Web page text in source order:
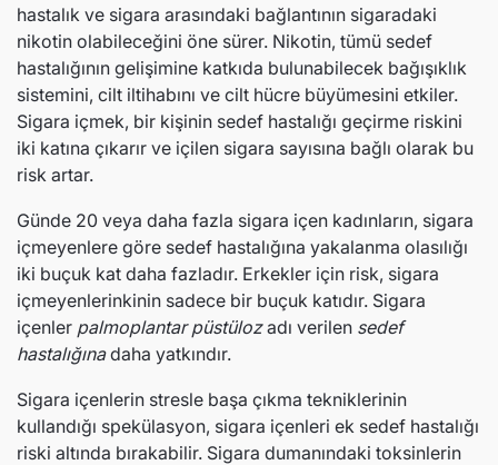
hastalık ve sigara arasındaki bağlantının sigaradaki
nikotin olabileceğini öne sürer. Nikotin, tümü sedef
hastalığının gelişimine katkıda bulunabilecek bağışıklık
sistemini, cilt iltihabını ve cilt hücre büyümesini etkiler.
Sigara içmek, bir kişinin sedef hastalığı geçirme riskini
iki katına çıkarır ve içilen sigara sayısına bağlı olarak bu
risk artar.
Günde 20 veya daha fazla sigara içen kadınların, sigara
içmeyenlere göre sedef hastalığına yakalanma olasılığı
iki buçuk kat daha fazladır. Erkekler için risk, sigara
içmeyenlerinkinin sadece bir buçuk katıdır. Sigara
içenler palmoplantar püstülozadı verilen sedef
hastalığınadaha yatkındır.
Sigara içenlerin stresle başa çıkma tekniklerinin
kullandığı spekülasyon, sigara içenleri ek sedef hastalığı
riski altında bırakabilir. Sigara dumanındaki toksinlerin